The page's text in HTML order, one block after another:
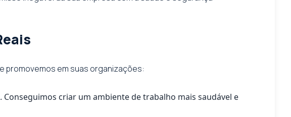
promovemos em suas organizações:
criar um ambiente de trabalho mais saudável e